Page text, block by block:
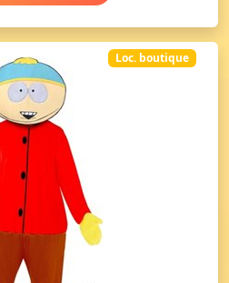
Loc. boutique